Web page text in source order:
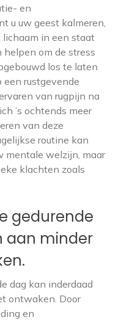
en
u uw geest kalmeren,
in een staat
om de stress
los te laten
rustgevende
van rugpijn na
’s ochtends meer
van deze
routine kan
mentale welzijn, maar
klachten zoals
gedurende
aan minder
dag kan inderdaad
ontwaken. Door
en